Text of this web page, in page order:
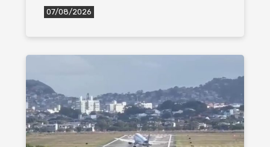
07/08/2026